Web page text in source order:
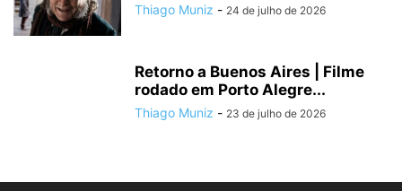
Thiago Muniz - 24 de julho de 2026
Retorno a Buenos Aires | Filme
rodado em Porto Alegre...
Thiago Muniz - 23 de julho de 2026